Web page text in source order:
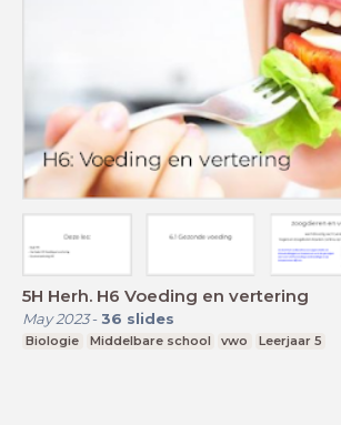
5H Herh. H6 Voeding en vertering
May 2023- 36 slides
Biologie Middelbare school vwo Leerjaar 5